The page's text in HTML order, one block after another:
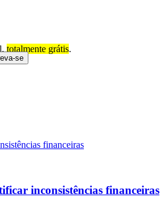
totalmente grátis.
inconsistências financeiras